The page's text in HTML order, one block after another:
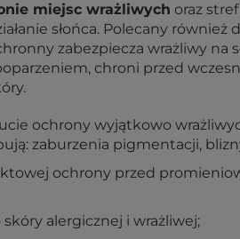
miejsc wrażliwych oraz
słońca. Polecany również
zabezpiecza wrażliwy na
chroni przed
ochrony wyjątkowo
zaburzenia pigmentacji,
ochrony przed
alergicznej i wrażliwej;